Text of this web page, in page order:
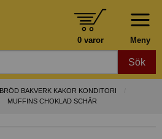
Meny
0 varor
Sök
BRÖD BAKVERK KAKOR KONDITORI
MUFFINS CHOKLAD SCHÄR